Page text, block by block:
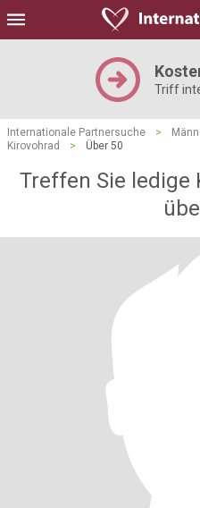
Triff
Internationale Partnersuche >
Kirovohrad
> Über 50
Treffen Sie ledige